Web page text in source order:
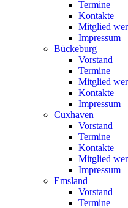
Termine
Kontakte
Mitglied
Impressum
Bückeburg
Vorstand
Termine
Mitglied
Kontakte
Impressum
Cuxhaven
Vorstand
Termine
Kontakte
Mitglied
Impressum
Emsland
Vorstand
Termine